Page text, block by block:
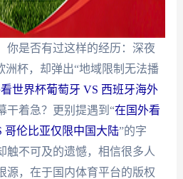
你是否有过这样的经历：深夜
洲杯，却弹出“地域限制无法播
世界杯葡萄牙 VS 西班牙海外
干着急？更别提遇到“在国外看
哥伦比亚仅限中国大陆”的字
触不可及的遗憾，相信很多人
源，在于国内体育平台的版权